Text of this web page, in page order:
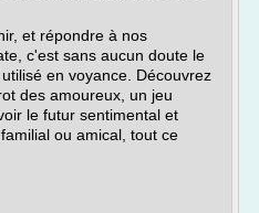
et répondre à nos
c'est sans aucun doute le
en voyance. Découvrez
des amoureux, un jeu
le futur sentimental et
ou amical, tout ce